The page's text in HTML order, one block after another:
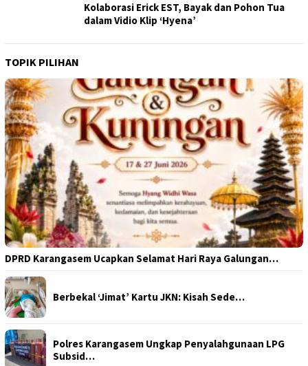
Kolaborasi Erick EST, Bayak dan Pohon Tua
dalam Vidio Klip ‘Hyena’
TOPIK PILIHAN
DPRD Karangasem Ucapkan Selamat Hari Raya Galungan…
Berbekal ‘Jimat’ Kartu JKN: Kisah Sede…
Polres Karangasem Ungkap Penyalahgunaan LPG
Subsid…